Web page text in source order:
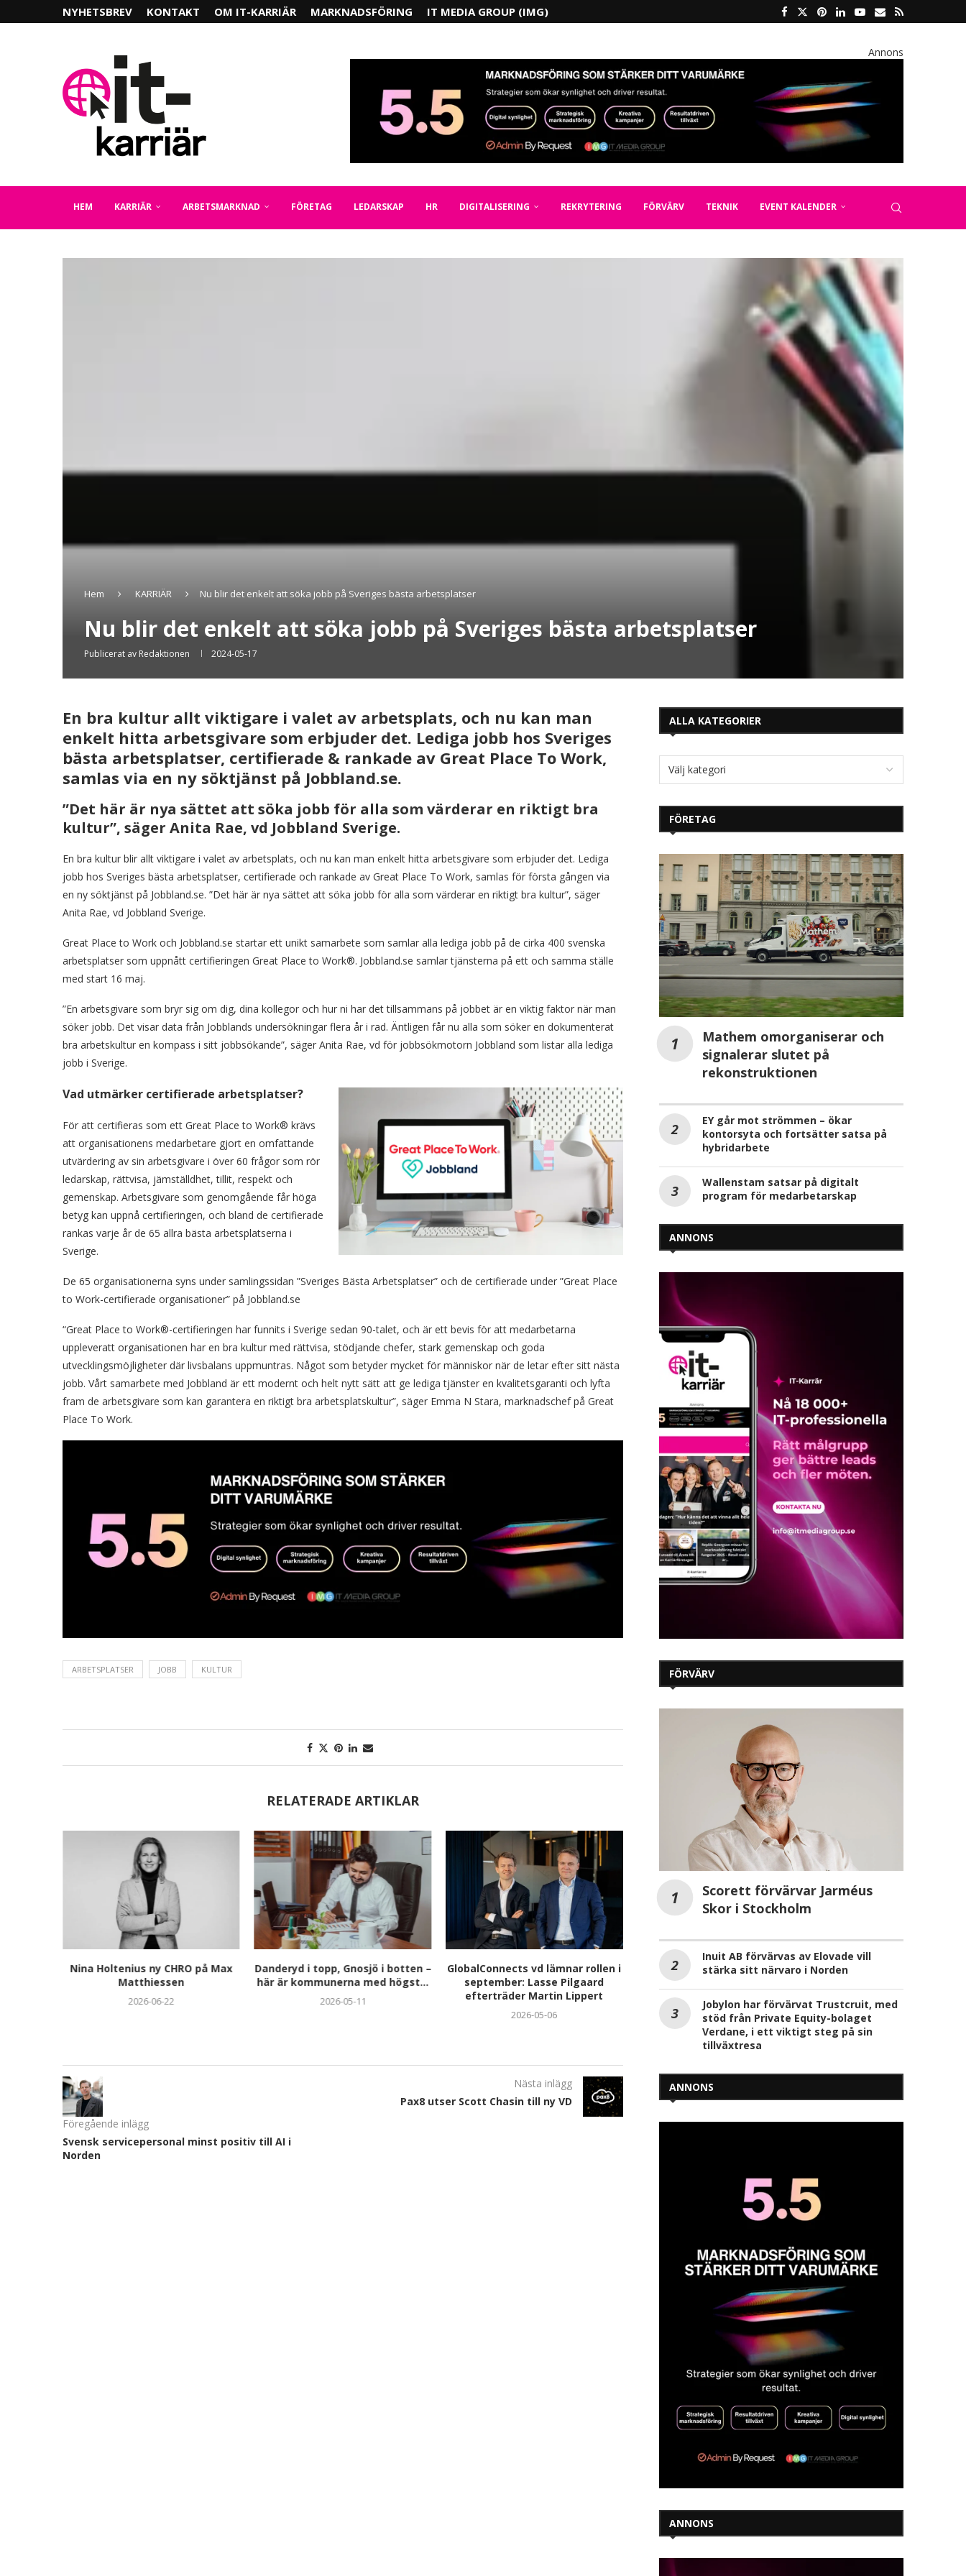
NYHETSBREV KONTAKT OM IT-KARRIÄR MARKNADSFÖRING IT MEDIA GROUP (IMG)
Annons
HEM KARRIÄR ARBETSMARKNAD FÖRETAG LEDARSKAP HR DIGITALISERING REKRYTERING FÖRVÄRV TEKNIK EVENT KALENDER
Hem KARRIÄR Nu blir det enkelt att söka jobb på Sveriges bästa arbetsplatser
Nu blir det enkelt att söka jobb på Sveriges bästa arbetsplatser
Publicerat av Redaktionen 2024-05-17
En bra kultur allt viktigare i valet av arbetsplats, och nu kan man
enkelt hitta arbetsgivare som erbjuder det. Lediga jobb hos Sveriges
bästa arbetsplatser, certifierade & rankade av Great Place To Work,
samlas via en ny söktjänst på Jobbland.se.
”Det här är nya sättet att söka jobb för alla som värderar en riktigt bra
kultur”, säger Anita Rae, vd Jobbland Sverige.
En bra kultur blir allt viktigare i valet av arbetsplats, och nu kan man enkelt hitta arbetsgivare som erbjuder det. Lediga
jobb hos Sveriges bästa arbetsplatser, certifierade och rankade av Great Place To Work, samlas för första gången via
en ny söktjänst på Jobbland.se. ”Det här är nya sättet att söka jobb för alla som värderar en riktigt bra kultur”, säger
Anita Rae, vd Jobbland Sverige.
Great Place to Work och Jobbland.se startar ett unikt samarbete som samlar alla lediga jobb på de cirka 400 svenska
arbetsplatser som uppnått certifieringen Great Place to Work®. Jobbland.se samlar tjänsterna på ett och samma ställe
med start 16 maj.
”En arbetsgivare som bryr sig om dig, dina kollegor och hur ni har det tillsammans på jobbet är en viktig faktor när man
söker jobb. Det visar data från Jobblands undersökningar flera år i rad. Äntligen får nu alla som söker en dokumenterat
bra arbetskultur en kompass i sitt jobbsökande”, säger Anita Rae, vd för jobbsökmotorn Jobbland som listar alla lediga
jobb i Sverige.
Vad utmärker certifierade arbetsplatser?
För att certifieras som ett Great Place to Work® krävs
att organisationens medarbetare gjort en omfattande
utvärdering av sin arbetsgivare i över 60 frågor som rör
ledarskap, rättvisa, jämställdhet, tillit, respekt och
gemenskap. Arbetsgivare som genomgående får höga
betyg kan uppnå certifieringen, och bland de certifierade
rankas varje år de 65 allra bästa arbetsplatserna i
Sverige.
De 65 organisationerna syns under samlingssidan ”Sveriges Bästa Arbetsplatser” och de certifierade under ”Great Place
to Work-certifierade organisationer” på Jobbland.se
“Great Place to Work®-certifieringen har funnits i Sverige sedan 90-talet, och är ett bevis för att medarbetarna
uppleveratt organisationen har en bra kultur med rättvisa, stödjande chefer, stark gemenskap och goda
utvecklingsmöjligheter där livsbalans uppmuntras. Något som betyder mycket för människor när de letar efter sitt nästa
jobb. Vårt samarbete med Jobbland är ett modernt och helt nytt sätt att ge lediga tjänster en kvalitetsgaranti och lyfta
fram de arbetsgivare som kan garantera en riktigt bra arbetsplatskultur”, säger Emma N Stara, marknadschef på Great
Place To Work.
ARBETSPLATSER JOBB KULTUR
RELATERADE ARTIKLAR
Nina Holtenius ny CHRO på Max
Matthiessen
2026-06-22
Danderyd i topp, Gnosjö i botten –
här är kommunerna med högst...
2026-05-11
GlobalConnects vd lämnar rollen i
september: Lasse Pilgaard
efterträder Martin Lippert
2026-05-06
Anders Lindmark utses till
President för Husqvarna
Construction-divisionen
2026-04-28
Daniel Aldén ny
2026-04-20
Föregående inlägg
Svensk servicepersonal minst positiv till AI i
Norden
Nästa inlägg
Pax8 utser Scott Chasin till ny VD
ALLA KATEGORIER
FÖRETAG
Mathem omorganiserar och
signalerar slutet på
rekonstruktionen
EY går mot strömmen – ökar
kontorsyta och fortsätter satsa på
hybridarbete
Wallenstam satsar på digitalt
program för medarbetarskap
ANNONS
FÖRVÄRV
Scorett förvärvar Jarméus
Skor i Stockholm
Inuit AB förvärvas av Elovade vill
stärka sitt närvaro i Norden
Jobylon har förvärvat Trustcruit, med
stöd från Private Equity-bolaget
Verdane, i ett viktigt steg på sin
tillväxtresa
ANNONS
ANNONS